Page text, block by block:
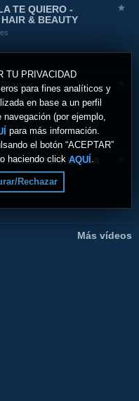
TU PRIVACIDAD
para fines analíticos y
en base a un perfil
(por ejemplo,
para más información.
el botón “ACEPTAR”
haciendo click AQUÍ .
Rechazar
TE QUIERO -
& BEAUTY
FONDA MARBELLA
Más vídeos